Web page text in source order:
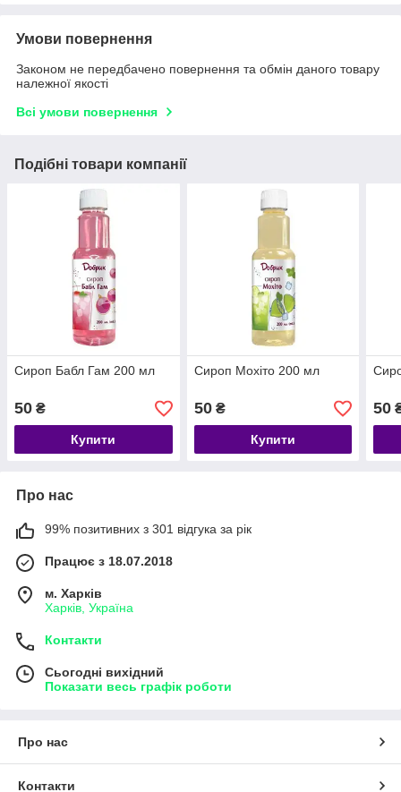
Умови повернення
Законом не передбачено повернення та обмін даного товару
належної якості
Всі умови повернення
Подібні товари компанії
Сироп Бабл Гам 200 мл
50 ₴
Купити
Сироп Мохіто 200 мл
50₴
Купити
50
Про нас
99% позитивних з 301 відгука за рік
Працює з 18.07.2018
м. Харків
Харків, Україна
Контакти
Сьогодні вихідний
Показати весь графік роботи
Про нас
Контакти